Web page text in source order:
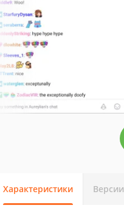
Характеристики Версии